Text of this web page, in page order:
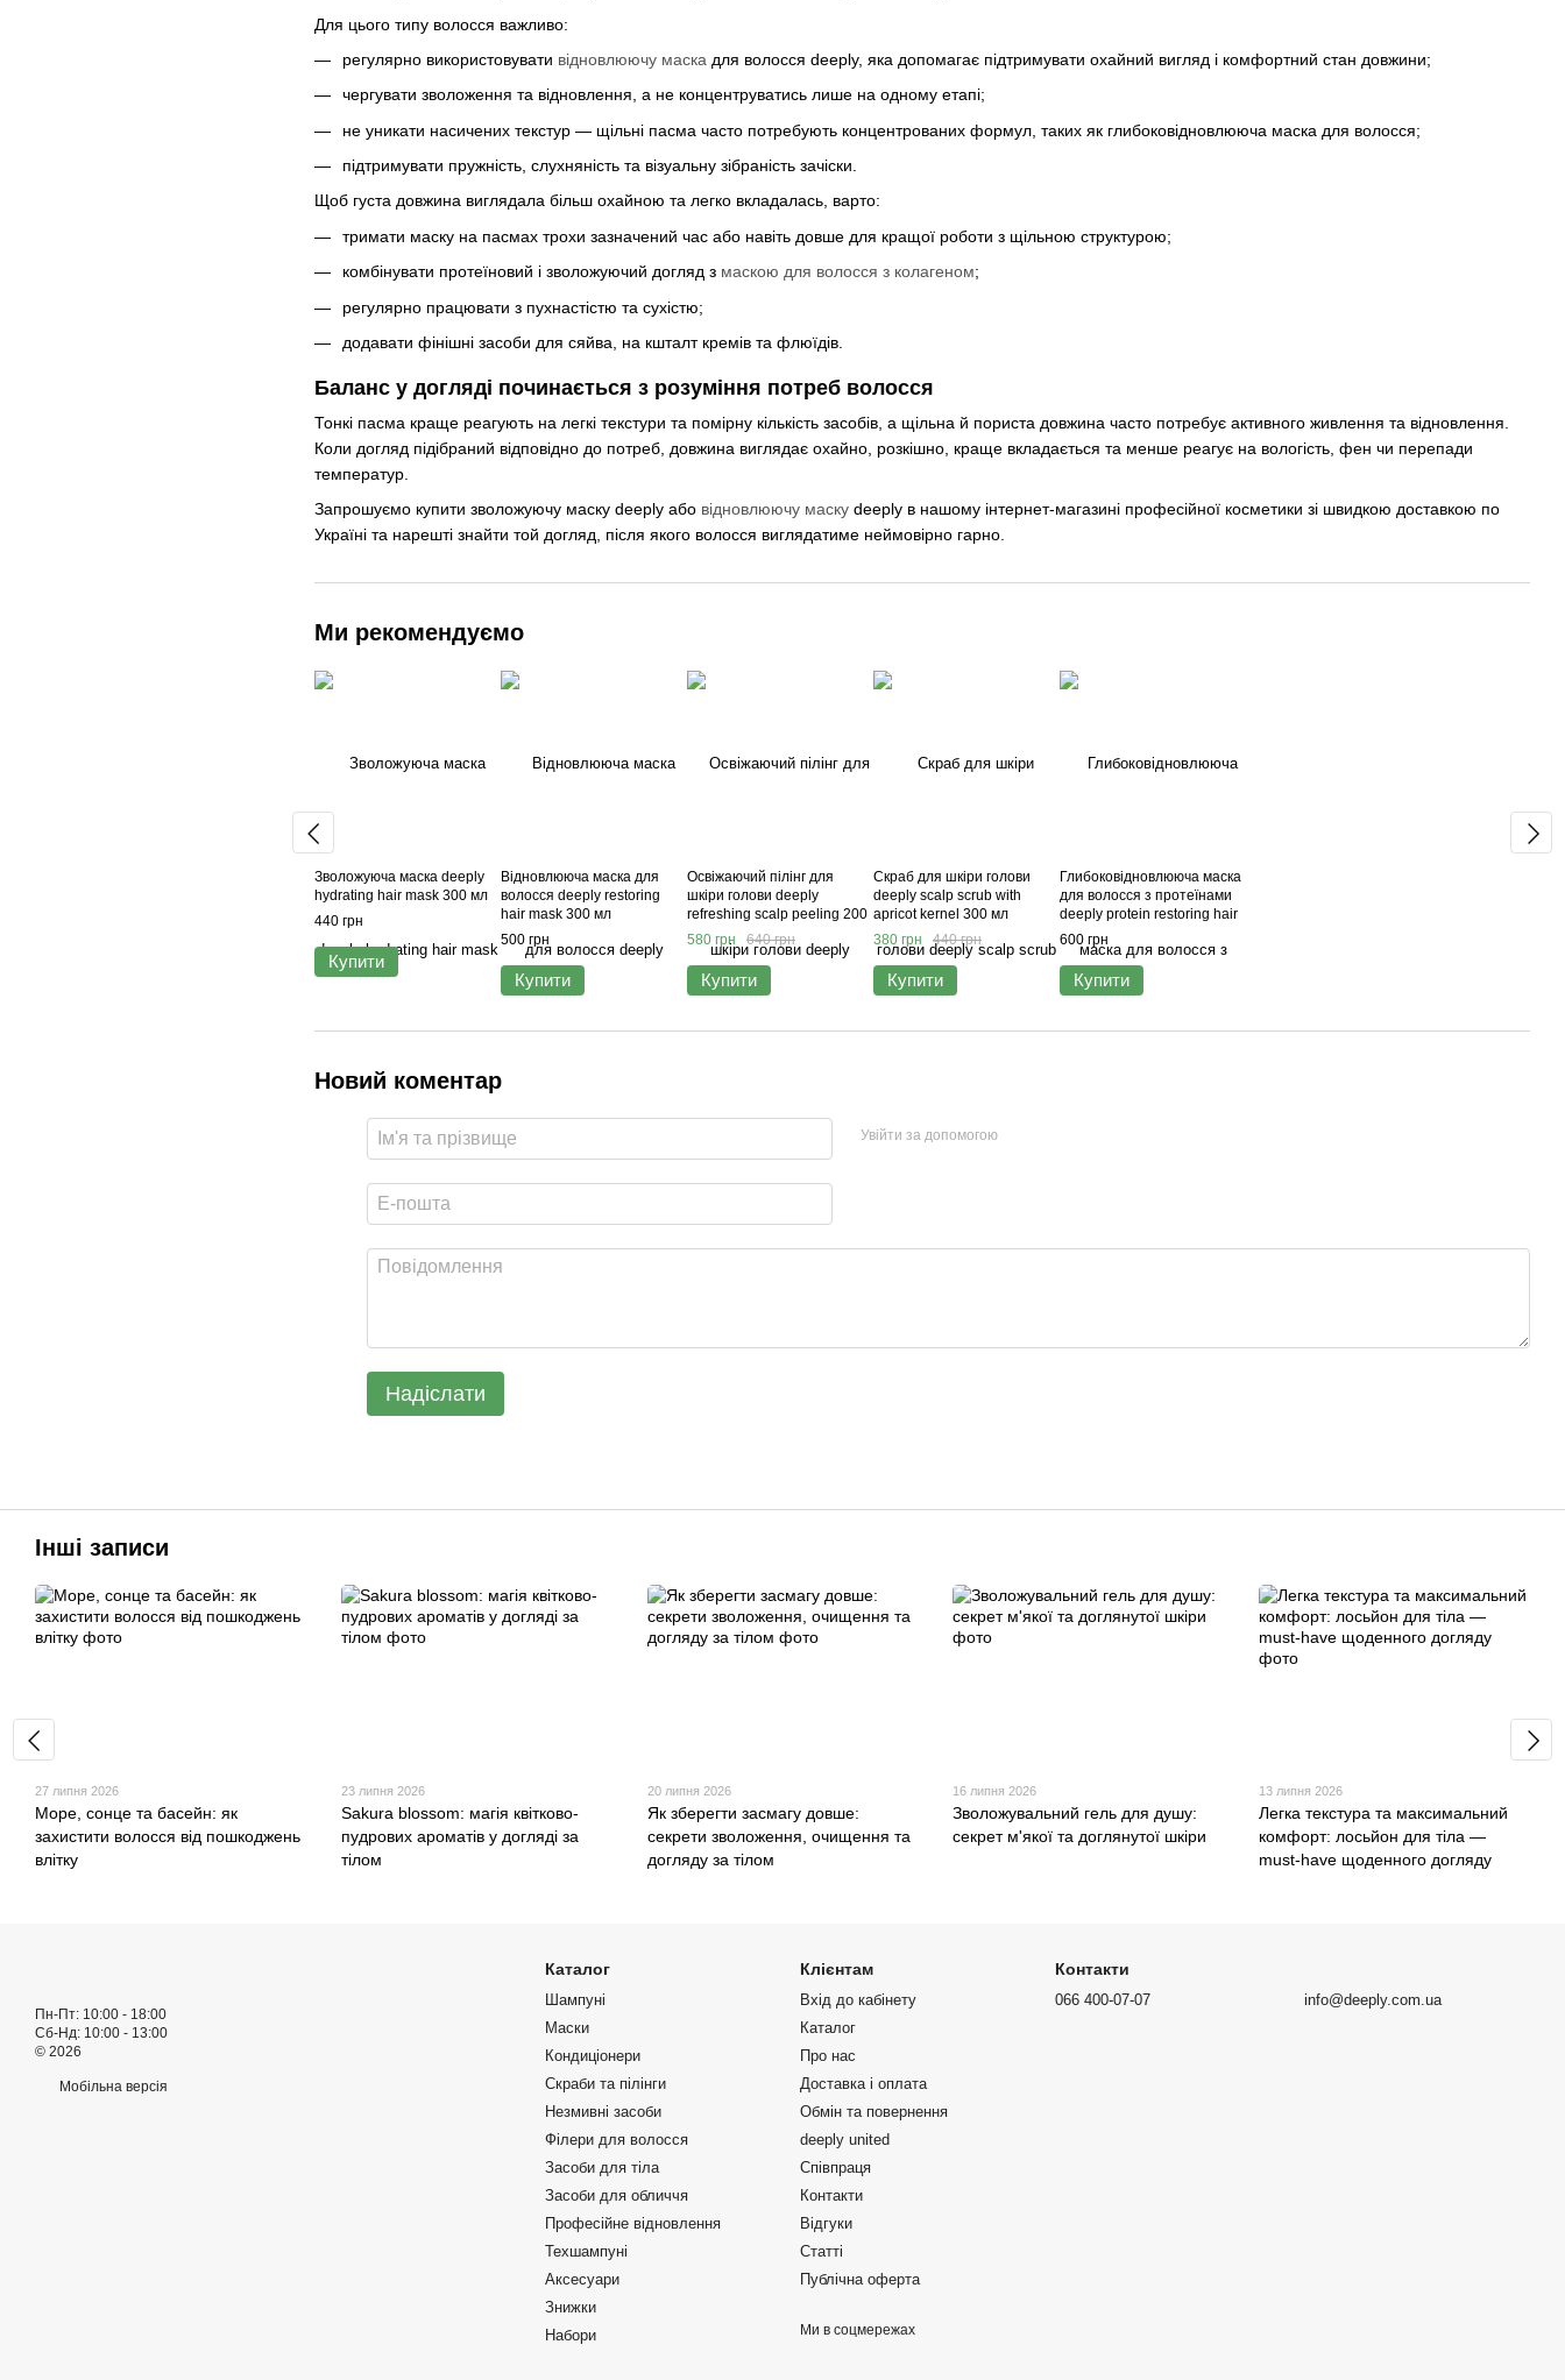
Для цього типу волосся важливо:
регулярно використовувати відновлюючу маска для волосся deeply, яка допомагає підтримувати охайний вигляд і комфортний стан довжини;
чергувати зволоження та відновлення, а не концентруватись лише на одному етапі;
не уникати насичених текстур — щільні пасма часто потребують концентрованих формул, таких як глибоковідновлююча маска для волосся;
підтримувати пружність, слухняність та візуальну зібраність зачіски.
Щоб густа довжина виглядала більш охайною та легко вкладалась, варто:
тримати маску на пасмах трохи зазначений час або навіть довше для кращої роботи з щільною структурою;
комбінувати протеїновий і зволожуючий догляд з маскою для волосся з колагеном;
регулярно працювати з пухнастістю та сухістю;
додавати фінішні засоби для сяйва, на кшталт кремів та флюїдів.
Баланс у догляді починається з розуміння потреб волосся
Тонкі пасма краще реагують на легкі текстури та помірну кількість засобів, а щільна й пориста довжина часто потребує активного живлення та відновлення.
Коли догляд підібраний відповідно до потреб, довжина виглядає охайно, розкішно, краще вкладається та менше реагує на вологість, фен чи перепади
температур.
Запрошуємо купити зволожуючу маску deeply або відновлюючу маску deeply в нашому інтернет-магазині професійної косметики зі швидкою доставкою по
Україні та нарешті знайти той догляд, після якого волосся виглядатиме неймовірно гарно.
Ми рекомендуємо
Зволожуюча маска deeply
hydrating hair mask 300 мл
440 грн
Купити
Відновлююча маска для
волосся deeply restoring
hair mask 300 мл
500 грн
Купити
Освіжаючий пілінг для
шкіри голови deeply
refreshing scalp peeling 200
мл
580 грн 640 грн
Купити
Скраб для шкіри голови
deeply scalp scrub with
apricot kernel 300 мл
380 грн
440 грн
Купити
Глибоковідновлююча маска
для волосся з протеїнами
deeply protein restoring hair
mask 300 мл
600 грн
Купити
Новий коментар
Увійти за допомогою
Надіслати
Інші записи
27 липня 2026
Море, сонце та басейн: як
захистити волосся від пошкоджень
влітку
23 липня 2026
Sakura blossom: магія квітково-
пудрових ароматів у догляді за
тілом
20 липня 2026
Як зберегти засмагу довше:
секрети зволоження, очищення та
догляду за тілом
16 липня 2026
Зволожувальний гель для душу:
секрет м'якої та доглянутої шкіри
13 липня 2026
Легка текстура та максимальний
комфорт: лосьйон для тіла —
must-have щоденного догляду
Пн-Пт: 10:00 - 18:00
Сб-Нд: 10:00 - 13:00
© 2026
Мобільна версія
Каталог
Шампуні
Маски
Кондиціонери
Скраби та пілінги
Незмивні засоби
Філери для волосся
Засоби для тіла
Засоби для обличчя
Професійне відновлення
Техшампуні
Аксесуари
Знижки
Набори
Клієнтам
Вхід до кабінету
Каталог
Про нас
Доставка і оплата
Обмін та повернення
deeply united
Співпраця
Контакти
Відгуки
Статті
Публічна оферта
Ми в соцмережах
Контакти
066 400-07-07 info@deeply.com.ua